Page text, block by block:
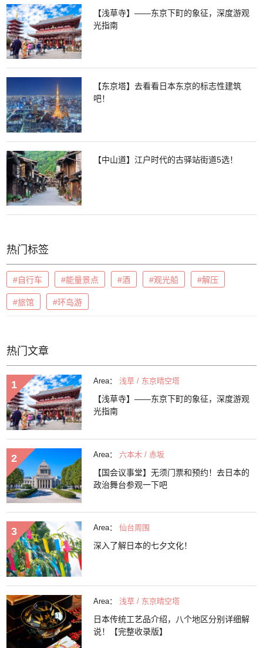
【浅草寺】——东京下町的象征，深度游观
光指南
【东京塔】去看看日本东京的标志性建筑
吧！
【中山道】江户时代的古驿站街道5选！
热门标签
#自行车 #能量景点 #酒 #观光船 #解压
#旅馆 #环岛游
热门文章
Area： 浅草 / 东京晴空塔
【浅草寺】——东京下町的象征，深度游观
光指南
Area： 六本木 / 赤坂
【国会议事堂】无须门票和预约！去日本的
政治舞台参观一下吧
Area： 仙台周围
深入了解日本的七夕文化！
Area： 浅草 / 东京晴空塔
日本传统工艺品介绍，八个地区分别详细解
说！【完整收录版】